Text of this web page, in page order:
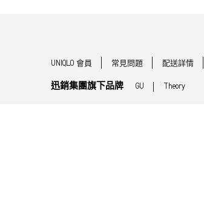
UNIQLO 會員 常見問題 配送詳情
迅銷集團旗下品牌 GU Theory